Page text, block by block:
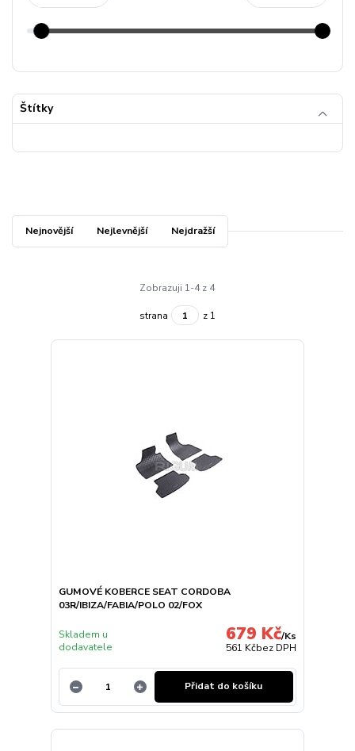
Štítky
Nejnovější Nejlevnější Nejdražší
Zobrazuji 1-4 z 4
strana z 1
GUMOVÉ KOBERCE SEAT CORDOBA
03R/IBIZA/FABIA/POLO 02/FOX
679 Kč/Ks
561 Kčbez DPH
Skladem u
dodavatele
Přidat do košíku